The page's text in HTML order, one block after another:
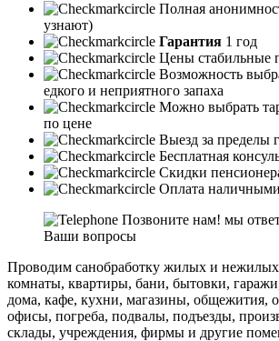
Полная
узнают)
Гарантия 1 год
Цены стабильные
Возможность
едкого и неприятного запаха
Можно выбрать
по цене
Выезд за пределы
Бесплатная
Скидки
Оплата
Позвоните нам! мы
Ваши вопросы
Проводим санобработку жилых и
комнаты, квартиры, бани, бытовки,
дома, кафе, кухни, магазины, общежития,
офисы, погреба, подвалы, подъезды,
склады, учреждения, фирмы и другие